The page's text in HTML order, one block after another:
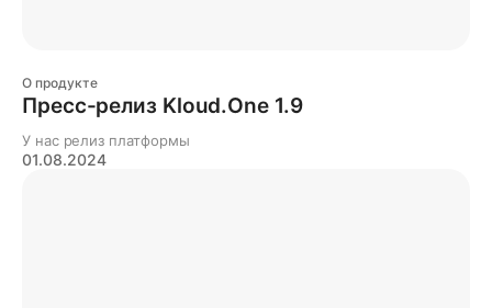
О продукте
Пресс-релиз Kloud.One 1.9
У нас релиз платформы
01.08.2024